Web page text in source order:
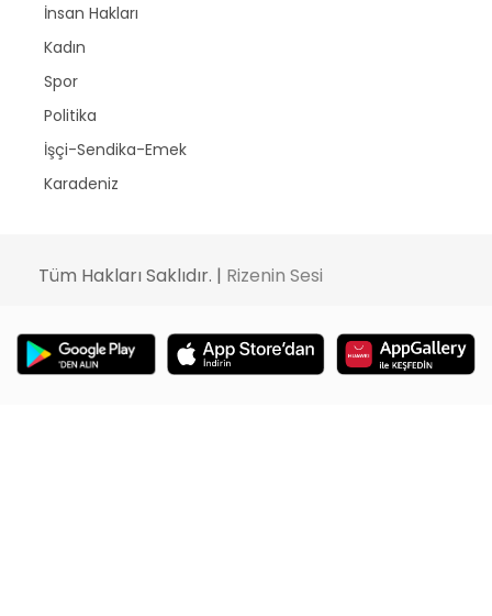
İnsan Hakları
Kadın
Spor
Politika
İşçi-Sendika-Emek
Karadeniz
Tüm Hakları Saklıdır. | Rizenin Sesi